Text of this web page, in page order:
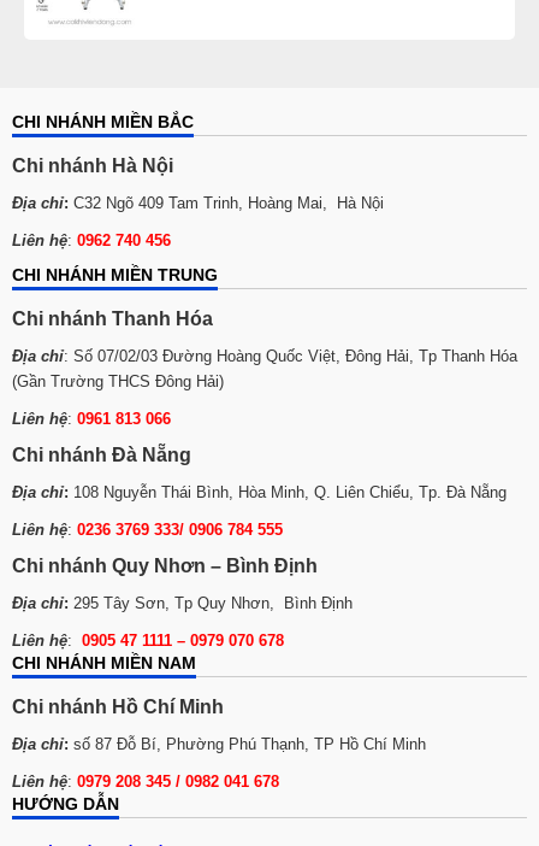
CHI NHÁNH MIỀN BẮC
Chi nhánh Hà Nội
Địa chỉ: C32 Ngõ 409 Tam Trinh, Hoàng Mai, Hà Nội
Liên hệ: 0962 740 456
CHI NHÁNH MIỀN TRUNG
Chi nhánh Thanh Hóa
Địa chỉ: Số 07/02/03 Đường Hoàng Quốc Việt, Đông Hải, Tp Thanh Hóa
(Gần Trường THCS Đông Hải)
Liên hệ: 0961 813 066
Chi nhánh Đà Nẵng
Địa chỉ: 108 Nguyễn Thái Bình, Hòa Minh, Q. Liên Chiểu, Tp. Đà Nẵng
Liên hệ: 0236 3769 333/ 0906 784 555
Chi nhánh Quy Nhơn – Bình Định
Địa chỉ: 295 Tây Sơn, Tp Quy Nhơn, Bình Định
Liên hệ: 0905 47 1111 – 0979 070 678
CHI NHÁNH MIỀN NAM
Chi nhánh Hồ Chí Minh
Địa chỉ: số 87 Đỗ Bí, Phường Phú Thạnh, TP Hồ Chí Minh
Liên hệ: 0979 208 345 / 0982 041 678
HƯỚNG DẪN